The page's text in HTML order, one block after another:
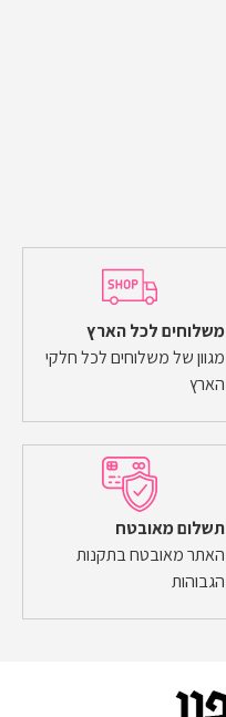
משלוחים לכל הארץ
מגוון של משלוחים לכל חלקי
הארץ
תשלום מאובטח
האתר מאובטח בתקנות
הגבוהות